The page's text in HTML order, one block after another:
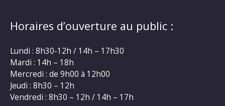
Horaires d’ouverture au public :
Lundi : 8h30-12h / 14h – 17h30
Mardi : 14h – 18h
Mercredi : de 9h00 à 12h00
Jeudi : 8h30 – 12h
Vendredi : 8h30 – 12h / 14h – 17h